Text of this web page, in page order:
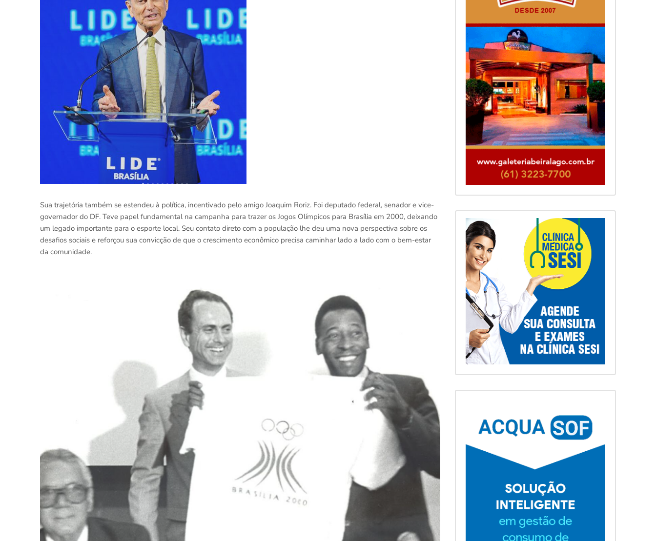
Sua trajetória também se estendeu à política, incentivado pelo amigo Joaquim Roriz. Foi deputado federal, senador e vice-
governador do DF. Teve papel fundamental na campanha para trazer os Jogos Olímpicos para Brasília em 2000, deixando
um legado importante para o esporte local. Seu contato direto com a população lhe deu uma nova perspectiva sobre os
desafios sociais e reforçou sua convicção de que o crescimento econômico precisa caminhar lado a lado com o bem-estar
da comunidade.